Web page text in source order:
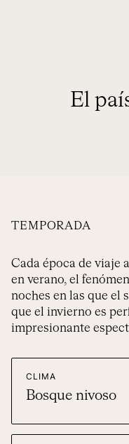
El
TEMPORADA
Cada época de viaje
en verano, el
noches en las que el
que el invierno es
impresionante
CLIMA
Bosque nivoso